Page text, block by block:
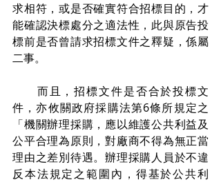
求相符，或是否確實符合招標目的，才
能確認決標處分之適法性，此與原告投
標前是否曾請求招標文件之釋疑，係屬
二事。
而且，招標文件是否合於投標文
件，亦攸關政府採購法第6條所規定之
「機關辦理採購，應以維護公共利益及
公平合理為原則，對廠商不得為無正當
理由之差別待遇。辦理採購人員於不違
反本法規定之範圍內，得基於公共利